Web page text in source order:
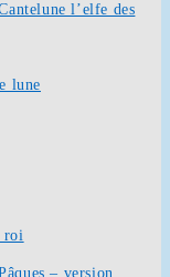
l’elfe des
lune
roi
– version